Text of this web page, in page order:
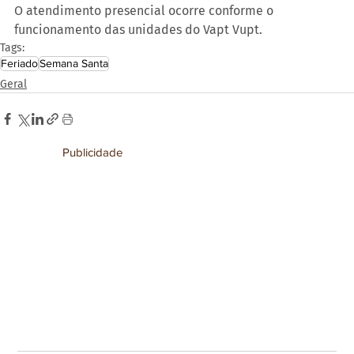
O atendimento presencial ocorre conforme o
funcionamento das unidades do Vapt Vupt.
Tags:
FeriadoSemana Santa
Geral
Publicidade